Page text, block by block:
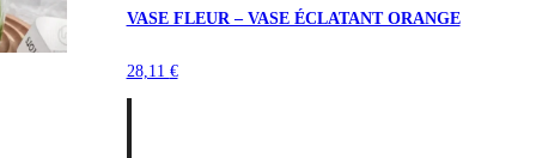
VASE FLEUR – VASE ÉCLATANT ORANGE
28,11 €